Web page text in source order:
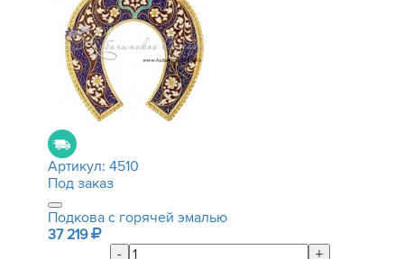
Артикул: 4510
Под заказ
Подкова с горячей эмалью
37 219
-
+